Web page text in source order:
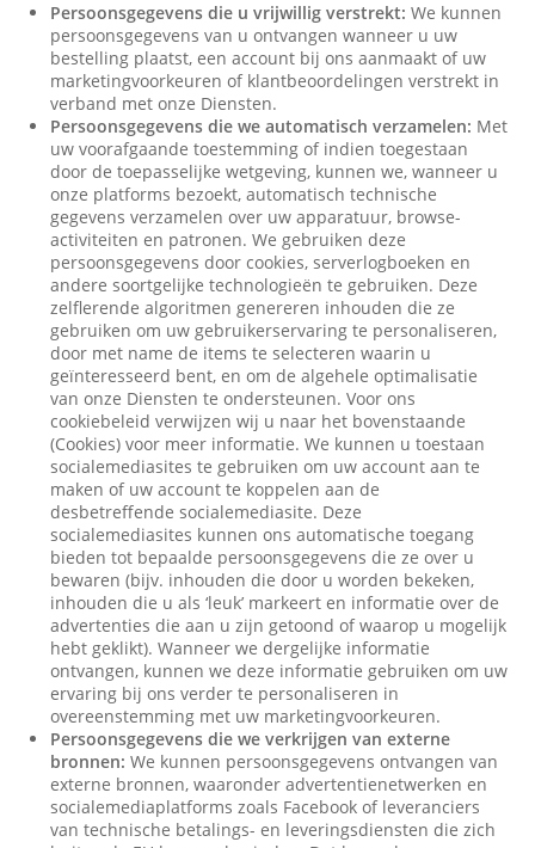
Persoonsgegevens die u vrijwillig verstrekt: We kunnen
persoonsgegevens van u ontvangen wanneer u uw
bestelling plaatst, een account bij ons aanmaakt of uw
marketingvoorkeuren of klantbeoordelingen verstrekt in
verband met onze Diensten.
Persoonsgegevens die we automatisch verzamelen: Met
uw voorafgaande toestemming of indien toegestaan
door de toepasselijke wetgeving, kunnen we, wanneer u
onze platforms bezoekt, automatisch technische
gegevens verzamelen over uw apparatuur, browse-
activiteiten en patronen. We gebruiken deze
persoonsgegevens door cookies, serverlogboeken en
andere soortgelijke technologieën te gebruiken. Deze
zelflerende algoritmen genereren inhouden die ze
gebruiken om uw gebruikerservaring te personaliseren,
door met name de items te selecteren waarin u
geïnteresseerd bent, en om de algehele optimalisatie
van onze Diensten te ondersteunen. Voor ons
cookiebeleid verwijzen wij u naar het bovenstaande
(Cookies) voor meer informatie. We kunnen u toestaan
socialemediasites te gebruiken om uw account aan te
maken of uw account te koppelen aan de
desbetreffende socialemediasite. Deze
socialemediasites kunnen ons automatische toegang
bieden tot bepaalde persoonsgegevens die ze over u
bewaren (bijv. inhouden die door u worden bekeken,
inhouden die u als ‘leuk’ markeert en informatie over de
advertenties die aan u zijn getoond of waarop u mogelijk
hebt geklikt). Wanneer we dergelijke informatie
ontvangen, kunnen we deze informatie gebruiken om uw
ervaring bij ons verder te personaliseren in
overeenstemming met uw marketingvoorkeuren.
Persoonsgegevens die we verkrijgen van externe
bronnen: We kunnen persoonsgegevens ontvangen van
externe bronnen, waaronder advertentienetwerken en
socialemediaplatforms zoals Facebook of leveranciers
van technische betalings- en leveringsdiensten die zich